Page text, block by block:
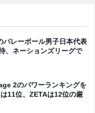
レーボール男子日本代表
、ネーションズリーグで
2のパワーランキングを
11位、ZETAは12位の厳